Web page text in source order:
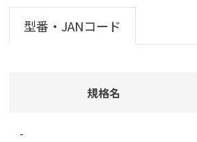
型番・JANコード
規格名
-